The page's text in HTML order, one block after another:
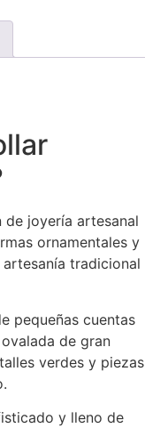
joyería artesanal
ornamentales y
tradicional
pequeñas cuentas
de gran
verdes y piezas
y lleno de